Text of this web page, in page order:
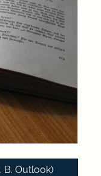
B. Outlook)